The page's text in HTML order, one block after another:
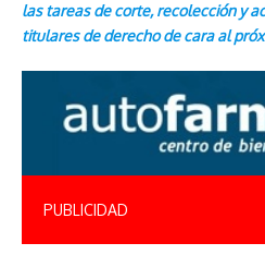
las tareas de corte, recolección y
titulares de derecho de cara al
PUBLICIDAD